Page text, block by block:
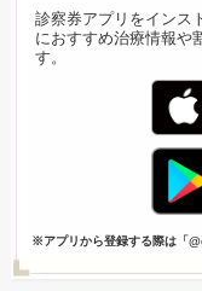
診察券アプリをインス
におすすめ治療情報や
す。
※アプリから登録する際は「